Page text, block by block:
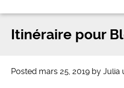
Itinéraire pour
Posted mars 25, 2019 byJulia